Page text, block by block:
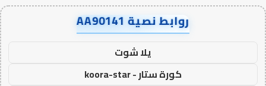
روابط نصية AA90141
يلا شوت
كورة ستار - koora-star